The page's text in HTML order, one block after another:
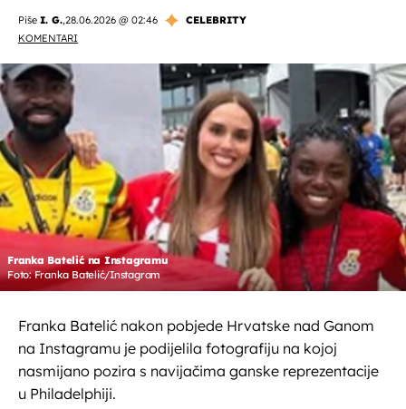
Piše I. G.,28.06.2026 @ 02:46
CELEBRITY
KOMENTARI
Franka Batelić na Instagramu
Foto: Franka Batelić/Instagram
Franka Batelić nakon pobjede Hrvatske nad Ganom
na Instagramu je podijelila fotografiju na kojoj
nasmijano pozira s navijačima ganske reprezentacije
u Philadelphiji.
OMOGUĆI OBAVIJESTI